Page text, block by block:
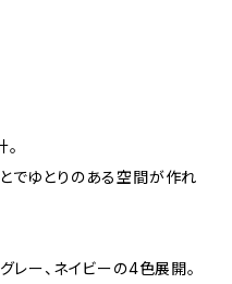
でゆとりのある空間が作れ
レー、ネイビーの4色展開。